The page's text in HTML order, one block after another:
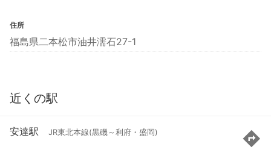
住所
福島県二本松市油井濡石27-1
近くの駅
安達駅 JR東北本線(黒磯～利府・盛岡)